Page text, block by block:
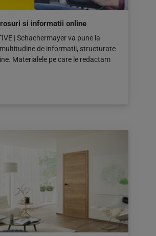
si informatii online
| Schachermayer va pune la
de informatii, structurate
Materialele pe care le redactam